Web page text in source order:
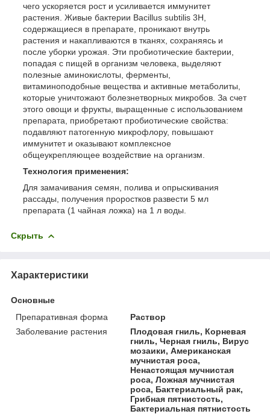
чего ускоряется рост и усиливается иммунитет
растения. Живые бактерии Bacillus subtilis 3Н,
содержащиеся в препарате, проникают внутрь
растения и накапливаются в тканях, сохраняясь и
после уборки урожая. Эти пробиотические бактерии,
попадая с пищей в организм человека, выделяют
полезные аминокислоты, ферменты,
витаминоподобные вещества и активные метаболиты,
которые уничтожают болезнетворных микробов. За счет
этого овощи и фрукты, выращенные с использованием
препарата, приобретают пробиотические свойства:
подавляют патогенную микрофлору, повышают
иммунитет и оказывают комплексное
общеукрепляющее воздействие на организм.
Технология применения:
Для замачивания семян, полива и опрыскивания
рассады, получения проростков развести 5 мл
препарата (1 чайная ложка) на 1 л воды.
Скрыть
Характеристики
Основные
Препаративная форма
Раствор
Заболевание растения
Плодовая гниль, Корневая
гниль, Черная гниль, Вирус
мозаики, Американская
мучнистая роса,
Ненастоящая мучнистая
роса, Ложная мучнистая
роса, Бактериальный рак,
Грибная пятнистость,
Бактериальная пятнистость